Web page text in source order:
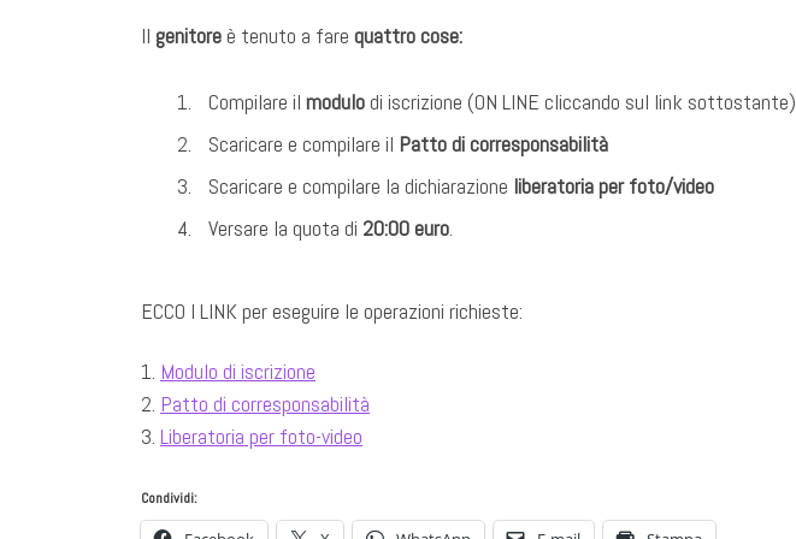
Il genitoreè tenuto a fare quattro cose:
Compilare il modulodi iscrizione (ON LINE cliccando sul link sottostante)
Scaricare e compilare il Patto di corresponsabilità
Scaricare e compilare la dichiarazione liberatoria per foto/video
Versare la quota di 20:00 euro.
ECCO I LINK per eseguire le operazioni richieste:
1. Modulo di iscrizione
2. Patto di corresponsabilità
3. Liberatoria per foto-video
Condividi: